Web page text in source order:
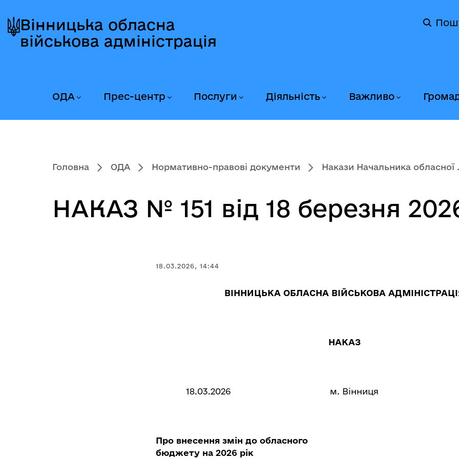
до
головного
до
головного
вмісту
до
головного
колонтитула
Вінницька обласна
військова адміністрація
ОДА Прес-центр Послуги Діяльність Важливо
Головна ОДА Нормативно-правові документи Накази Начальника обласної
НАКАЗ № 151 від 18 березня
18.03.2026, 14:44
ВІННИЦЬКА ОБЛАСНА ВІЙСЬКОВА
НАКАЗ
18.03.2026 м. Вінниця
Про внесення змін до обласного
бюджету на 2026 рік